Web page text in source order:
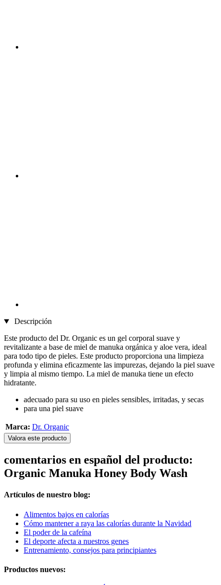
Descripción
Este producto del Dr. Organic es un gel corporal suave y
revitalizante a base de miel de manuka orgánica y aloe vera, ideal
para todo tipo de pieles. Este producto proporciona una limpieza
profunda y elimina eficazmente las impurezas, dejando la piel suave
y limpia al mismo tiempo. La miel de manuka tiene un efecto
hidratante.
adecuado para su uso en pieles sensibles, irritadas, y secas
para una piel suave
Marca: Dr. Organic
Valora este producto
comentarios en español del producto:
Organic Manuka Honey Body Wash
Artículos de nuestro blog:
Alimentos bajos en calorías
Cómo mantener a raya las calorías durante la Navidad
El poder de la cafeína
El deporte afecta a nuestros genes
Entrenamiento, consejos para principiantes
Productos nuevos: